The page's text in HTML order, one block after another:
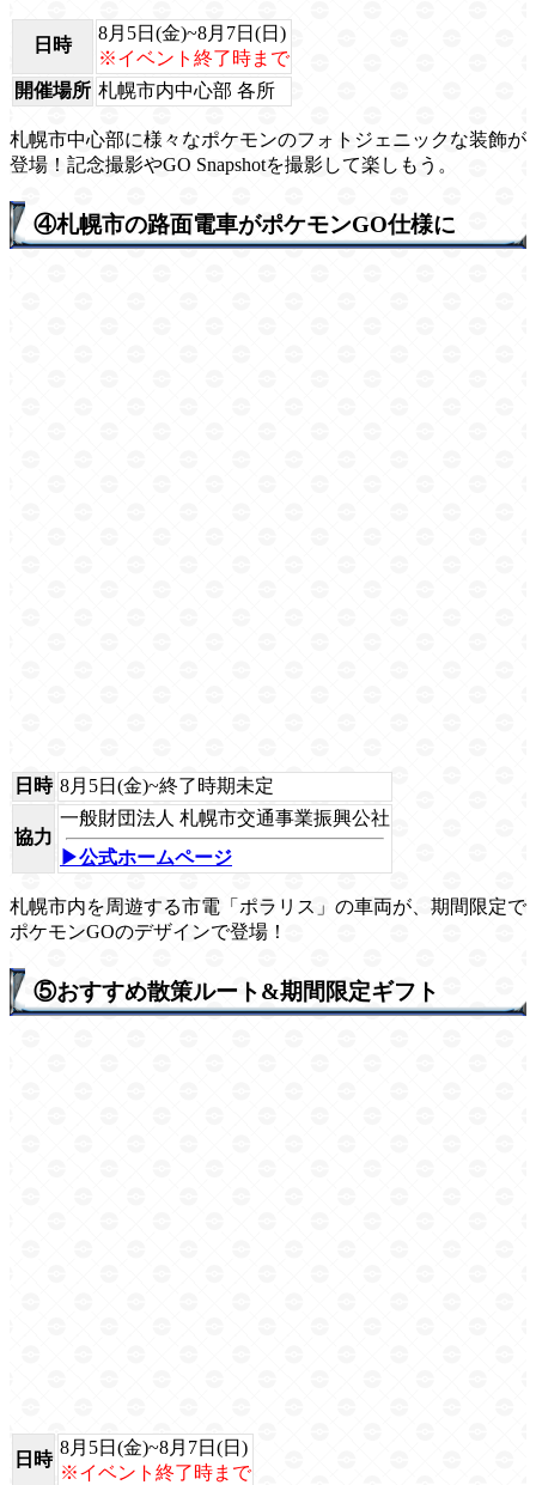
日時
8月5日(金)~8月7日(日)
※イベント終了時まで
開催場所 札幌市内中心部 各所
札幌市中心部に様々なポケモンのフォトジェニックな装飾が
登場！記念撮影やGO Snapshotを撮影して楽しもう。
④札幌市の路面電車がポケモンGO仕様に
日時 8月5日(金)~終了時期未定
協力
一般財団法人 札幌市交通事業振興公社
▶公式ホームページ
札幌市内を周遊する市電「ポラリス」の車両が、期間限定で
ポケモンGOのデザインで登場！
⑤おすすめ散策ルート&期間限定ギフト
日時
8月5日(金)~8月7日(日)
※イベント終了時まで